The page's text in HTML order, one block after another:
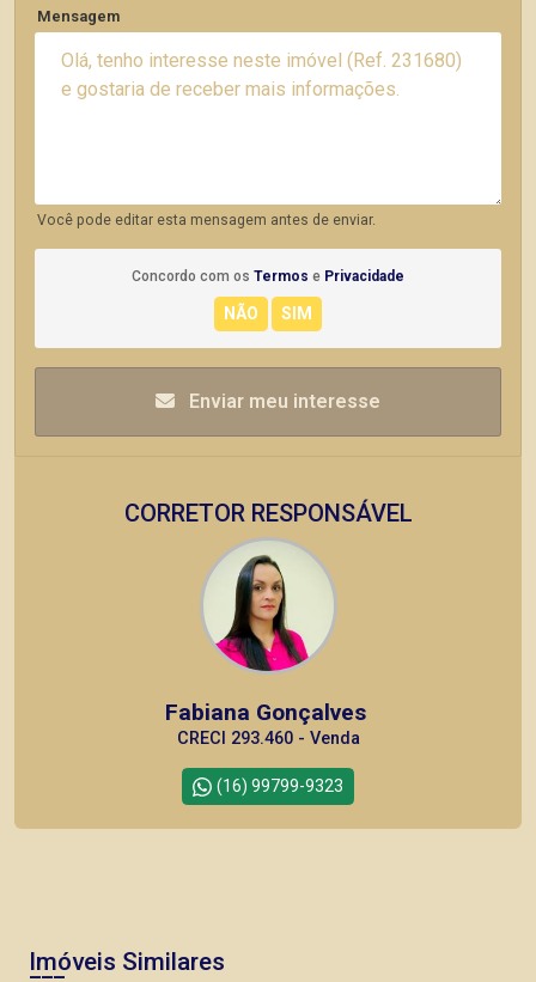
Mensagem
Você pode editar esta mensagem antes de enviar.
Concordo com os Termos e Privacidade
Enviar meu interesse
CORRETOR RESPONSÁVEL
Fabiana Gonçalves
CRECI 293.460 - Venda
(16) 99799-9323
Imóveis Similares